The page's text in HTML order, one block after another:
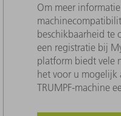
Om meer
beschikbaarheid te
een registratie bij
platform biedt vele
het voor u mogelijk
TRUMPF-machine